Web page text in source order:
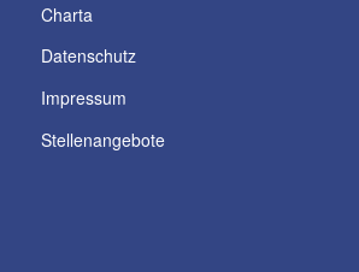
Charta
Datenschutz
Impressum
Stellenangebote